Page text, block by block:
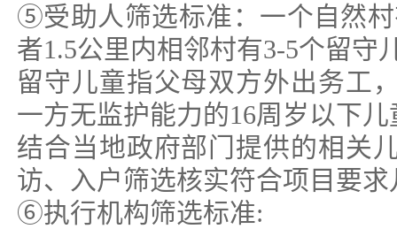
⑤受助人筛选标准：一个自然
者1.5公里内相邻村有3-5个留守
留守儿童指父母双方外出务工
一方无监护能力的16周岁以下儿
结合当地政府部门提供的相关
访、入户筛选核实符合项目要求
⑥执行机构筛选标准: